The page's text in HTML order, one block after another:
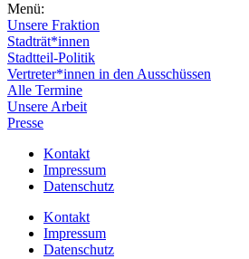
Menü:
Unsere Fraktion
Stadträt*innen
Stadtteil-Politik
Vertreter*innen in den Ausschüssen
Alle Termine
Unsere Arbeit
Presse
Kontakt
Impressum
Datenschutz
Kontakt
Impressum
Datenschutz